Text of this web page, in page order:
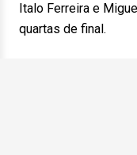
Italo Ferreira e
quartas de final.